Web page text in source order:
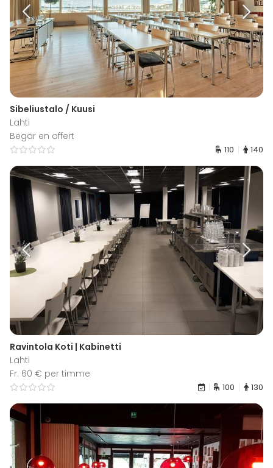
Sibeliustalo / Kuusi
Lahti
Begär en offert
110 140
Ravintola Koti | Kabinetti
Lahti
Fr. 60 € per timme
100 130